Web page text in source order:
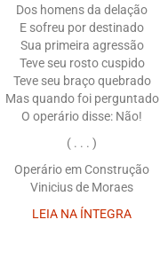
Dos homens da delação
E sofreu por destinado
Sua primeira agressão
Teve seu rosto cuspido
Teve seu braço quebrado
Mas quando foi perguntado
O operário disse: Não!
( . . . )
Operário em Construção
Vinicius de Moraes
LEIA NA ÍNTEGRA